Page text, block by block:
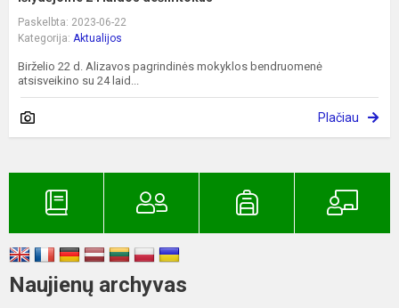
Paskelbta: 2023-06-22
Kategorija: Aktualijos
Birželio 22 d. Alizavos pagrindinės mokyklos bendruomenė
atsisveikino su 24 laid...
Plačiau
Naujienų archyvas